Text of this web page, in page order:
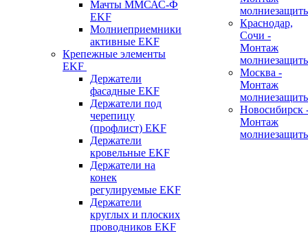
Мачты ММСАС-Ф
EKF
Молниеприемники
активные EKF
Крепежные элементы
EKF
Держатели
фасадные EKF
Держатели под
черепицу
(профлист) EKF
Держатели
кровельные EKF
Держатели на
конек
регулируемые EKF
Держатели
круглых и плоских
проводников EKF
Краснодар,
Сочи -
Монтаж
Москва -
Монтаж
Новосибирск
Монтаж